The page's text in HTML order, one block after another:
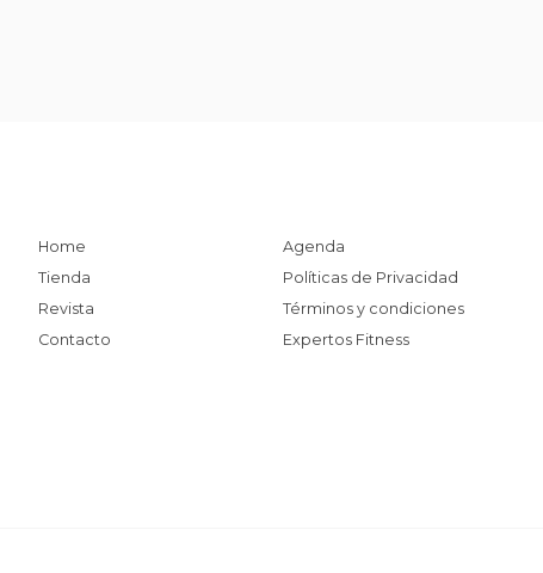
Home
Tienda
Revista
Contacto
Agenda
Políticas de Privacidad
Términos y condiciones
Expertos Fitness